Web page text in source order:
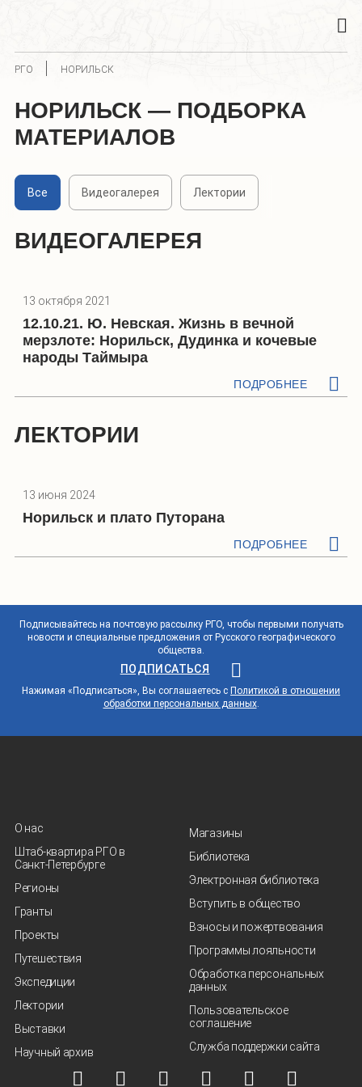
РГО НОРИЛЬСК
НОРИЛЬСК — ПОДБОРКА
МАТЕРИАЛОВ
Все Видеогалерея Лектории
ВИДЕОГАЛЕРЕЯ
13 октября 2021
12.10.21. Ю. Невская. Жизнь в вечной
мерзлоте: Норильск, Дудинка и кочевые
народы Таймыра
ПОДРОБНЕЕ
ЛЕКТОРИИ
13 июня 2024
Норильск и плато Путорана
ПОДРОБНЕЕ
Подписывайтесь на почтовую рассылку РГО, чтобы первыми получать
новости и специальные предложения от Русского географического
общества.
ПОДПИСАТЬСЯ
Нажимая «Подписаться», Вы соглашаетесь с Политикой в отношении
обработки персональных данных.
О нас
Штаб-квартира РГО в
Санкт‑Петербурге
Регионы
Гранты
Проекты
Путешествия
Экспедиции
Лектории
Выставки
Научный архив
Магазины
Библиотека
Электронная библиотека
Вступить в общество
Взносы и пожертвования
Программы лояльности
Обработка персональных
данных
Пользовательское
соглашение
Служба поддержки сайта